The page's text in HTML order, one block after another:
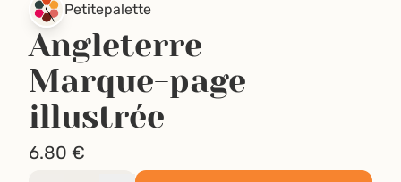
Petitepalette
Angleterre -
Marque-page
illustrée
6.80 €